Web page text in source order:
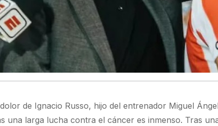
de Ignacio Russo, hijo del entrenador Miguel
una larga lucha contra el cáncer es inmenso. Tras